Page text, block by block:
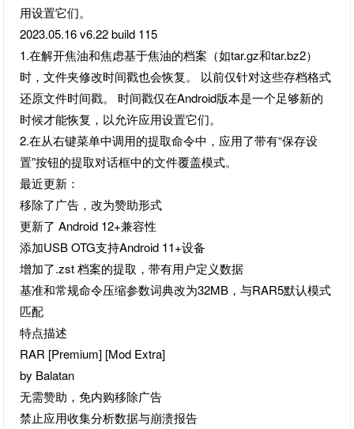
用设置它们。
2023.05.16 v6.22 build 115
1.在解开焦油和焦虑基于焦油的档案（如tar.gz和tar.bz2）
时，文件夹修改时间戳也会恢复。 以前仅针对这些存档格式
还原文件时间戳。 时间戳仅在Android版本是一个足够新的
时候才能恢复，以允许应用设置它们。
2.在从右键菜单中调用的提取命令中，应用了带有“保存设
置”按钮的提取对话框中的文件覆盖模式。
最近更新：
移除了广告，改为赞助形式
更新了 Android 12+兼容性
添加USB OTG支持Android 11+设备
增加了.zst 档案的提取，带有用户定义数据
基准和常规命令压缩参数词典改为32MB，与RAR5默认模式
匹配
特点描述
RAR [Premium] [Mod Extra]
by Balatan
无需赞助，免内购移除广告
禁止应用收集分析数据与崩溃报告